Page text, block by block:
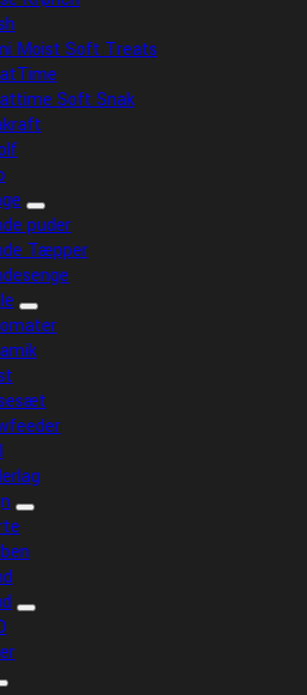
Moist Soft Treats
Soft Snak
puder
Tæpper